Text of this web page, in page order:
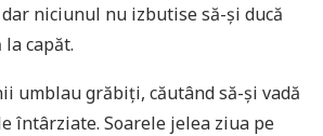
niciunul nu izbutise să-și ducă
capăt.
umblau grăbiți, căutând să-și vadă
întârziate. Soarele jelea ziua pe